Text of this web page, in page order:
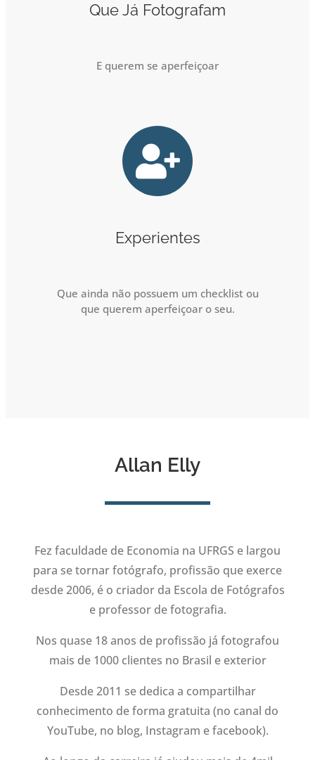
Que Já Fotografam
E querem se aperfeiçoar
Experientes
Que ainda não possuem um checklist ou
que querem aperfeiçoar o seu.
Allan Elly
Fez faculdade de Economia na UFRGS e largou
para se tornar fotógrafo, profissão que exerce
desde 2006, é o criador da Escola de Fotógrafos
e professor de fotografia.
Nos quase 18 anos de profissão já fotografou
mais de 1000 clientes no Brasil e exterior
Desde 2011 se dedica a compartilhar
conhecimento de forma gratuita (no canal do
YouTube, no blog, Instagram e facebook).